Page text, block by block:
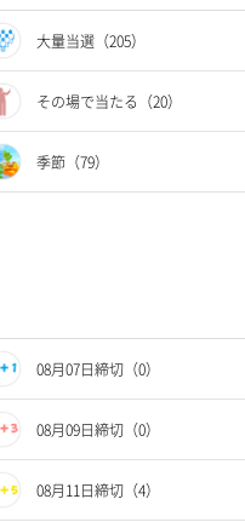
大量当選（205）
その場で当たる（20）
季節（79）
08月07日締切（0）
08月09日締切（0）
08月11日締切（4）